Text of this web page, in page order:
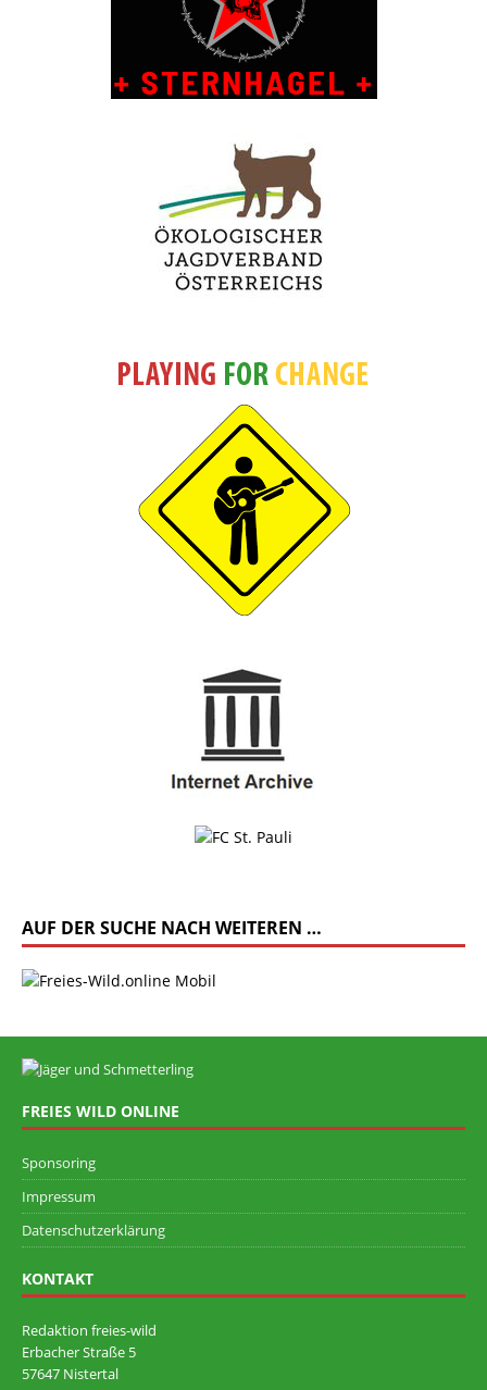
AUF DER SUCHE NACH WEITEREN …
FREIES WILD ONLINE
Sponsoring
Impressum
Datenschutzerklärung
KONTAKT
Redaktion freies-wild
Erbacher Straße 5
57647 Nistertal